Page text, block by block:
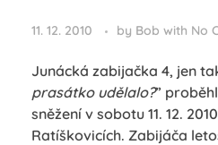
11. 12. 2010 by Bob with No
Junácká zabijačka 4, jen
prasátko udělalo?”
sněžení v sobotu 11. 12. 2010
Ratíškovicích. Zabijáča